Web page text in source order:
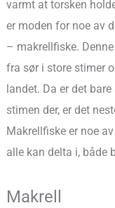
varmt at torsken
er moden for noe av
– makrellfiske.
fra sør i store stimer
landet. Da er det
stimen der, er det
Makrellfiske er noe
alle kan delta i, både
Makrell